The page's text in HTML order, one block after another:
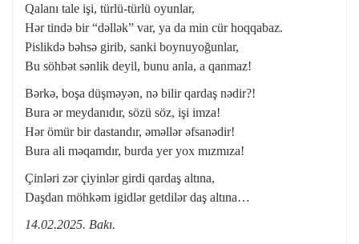
Qalanı tale işi, türlü-türlü oyunlar,
Hər tində bir “dəllək” var, ya da min cür hoqqabaz.
Pislikdə bəhsə girib, sanki boynuyoğunlar,
Bu söhbət sənlik deyil, bunu anla, a qanmaz!
Bərkə, boşa düşməyən, nə bilir qardaş nədir?!
Bura ər meydanıdır, sözü söz, işi imza!
Hər ömür bir dastandır, əməllər əfsanədir!
Bura ali məqamdır, burda yer yox mızmıza!
Çinləri zər çiyinlər girdi qardaş altına,
Daşdan möhkəm igidlər getdilər daş altına…
14.02.2025. Bakı.